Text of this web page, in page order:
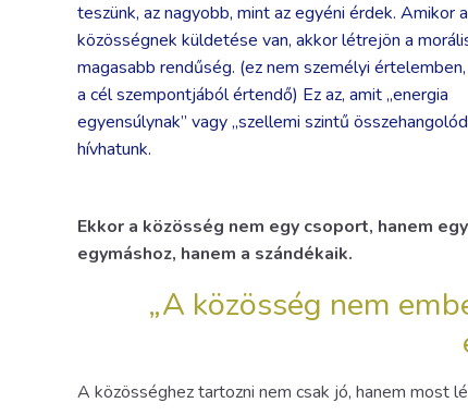
teszünk, az nagyobb, mint az egyéni érdek. Amikor a
közösségnek küldetése van, akkor létrejön a
magasabb rendűség. (ez nem személyi
a cél szempontjából értendő) Ez az, amit „energia
egyensúlynak” vagy „szellemi szintű
hívhatunk.
Ekkor a közösség nem egy csoport, hanem
egymáshoz, hanem a szándékaik.
„A közösség nem
A közösséghez tartozni nem csak jó, hanem most